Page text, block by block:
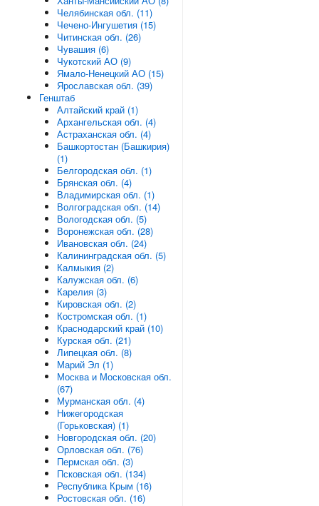
Челябинская обл. (11)
Чечено-Ингушетия (15)
Читинская обл. (26)
Чувашия (6)
Чукотский АО (9)
Ямало-Ненецкий АО (15)
Ярославская обл. (39)
Генштаб
Алтайский край (1)
Архангельская обл. (4)
Астраханская обл. (4)
Башкортостан (Башкирия)
(1)
Белгородская обл. (1)
Брянская обл. (4)
Владимирская обл. (1)
Волгоградская обл. (14)
Вологодская обл. (5)
Воронежская обл. (28)
Ивановская обл. (24)
Калининградская обл. (5)
Калмыкия (2)
Калужская обл. (6)
Карелия (3)
Кировская обл. (2)
Костромская обл. (1)
Краснодарский край (10)
Курская обл. (21)
Липецкая обл. (8)
Марий Эл (1)
Москва и Московская обл.
(67)
Мурманская обл. (4)
Нижегородская
(Горьковская) (1)
Новгородская обл. (20)
Орловская обл. (76)
Пермская обл. (3)
Псковская обл. (134)
Республика Крым (16)
Ростовская обл. (16)